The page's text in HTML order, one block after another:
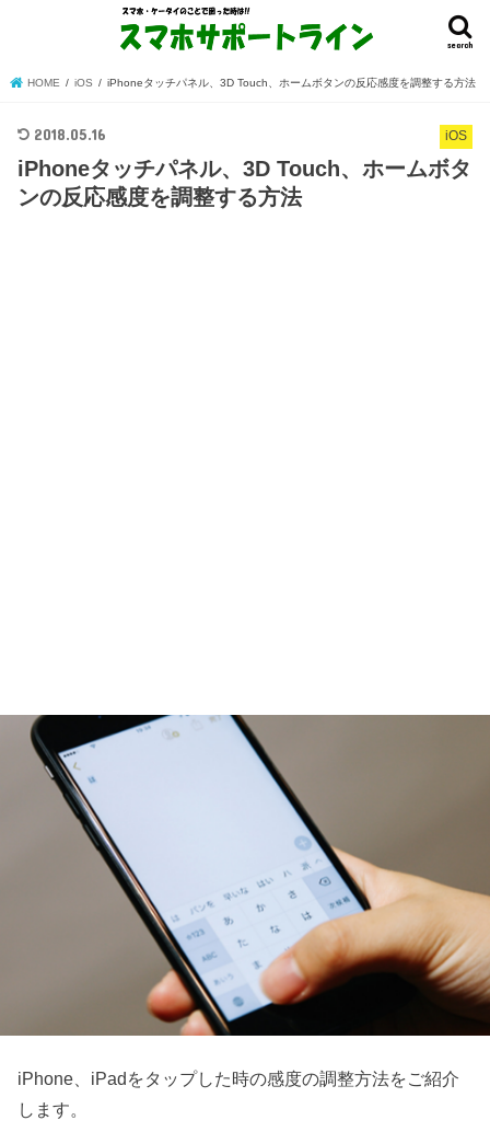
search
HOME iOS iPhoneタッチパネル、3D Touch、ホームボタンの反応感度を調整する方法
iOS
2018.05.16
iPhoneタッチパネル、3D Touch、ホームボタ
ンの反応感度を調整する方法
iPhone、iPadをタップした時の感度の調整方法をご紹介
します。